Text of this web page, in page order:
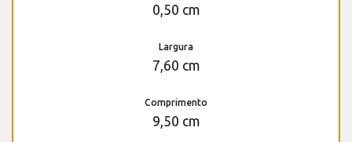
0,50 cm
Largura
7,60 cm
Comprimento
9,50 cm